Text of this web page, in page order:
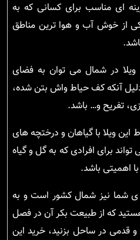
ای مناسب برای کسانی که به
از خوش آب و هوا ترین مناطق
ویلا در شمال می توان به فضای
دلیل آنکه کف حیاط واش بتن شده،
تفریح و… باشد.
ویلا با گیاهان و درختچه های
برای افرادی که به گل و گیاه
اهمیتی باشد.
ی شما نیز شمال کشور است و به
که از طبیعت بکر آن در فصل
قدمی در ساحل بزنید، خرید این